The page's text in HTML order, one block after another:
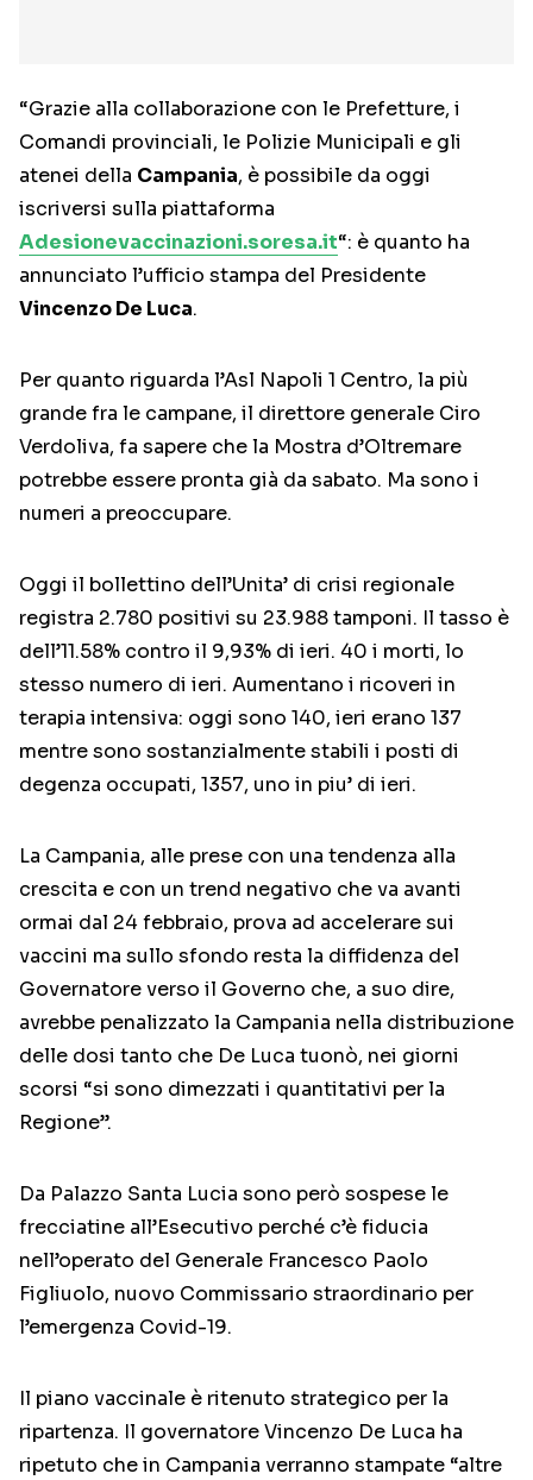
“Grazie alla collaborazione con le Prefetture, i
Comandi provinciali, le Polizie Municipali e gli
atenei della Campania, è possibile da oggi
iscriversi sulla piattaforma
Adesionevaccinazioni.soresa.it“: è quanto ha
annunciato l’ufficio stampa del Presidente
Vincenzo De Luca.
Per quanto riguarda l’Asl Napoli 1 Centro, la più
grande fra le campane, il direttore generale Ciro
Verdoliva, fa sapere che la Mostra d’Oltremare
potrebbe essere pronta già da sabato. Ma sono i
numeri a preoccupare.
Oggi il bollettino dell’Unita’ di crisi regionale
registra 2.780 positivi su 23.988 tamponi. Il tasso è
dell’11.58% contro il 9,93% di ieri. 40 i morti, lo
stesso numero di ieri. Aumentano i ricoveri in
terapia intensiva: oggi sono 140, ieri erano 137
mentre sono sostanzialmente stabili i posti di
degenza occupati, 1357, uno in piu’ di ieri.
La Campania, alle prese con una tendenza alla
crescita e con un trend negativo che va avanti
ormai dal 24 febbraio, prova ad accelerare sui
vaccini ma sullo sfondo resta la diffidenza del
Governatore verso il Governo che, a suo dire,
avrebbe penalizzato la Campania nella distribuzione
delle dosi tanto che De Luca tuonò, nei giorni
scorsi “si sono dimezzati i quantitativi per la
Regione”.
Da Palazzo Santa Lucia sono però sospese le
frecciatine all’Esecutivo perché c’è fiducia
nell’operato del Generale Francesco Paolo
Figliuolo, nuovo Commissario straordinario per
l’emergenza Covid-19.
Il piano vaccinale è ritenuto strategico per la
ripartenza. Il governatore Vincenzo De Luca ha
ripetuto che in Campania verranno stampate “altre